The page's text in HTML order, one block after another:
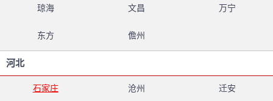
琼海 文昌 万宁
东方 儋州
河北
石家庄 沧州 迁安